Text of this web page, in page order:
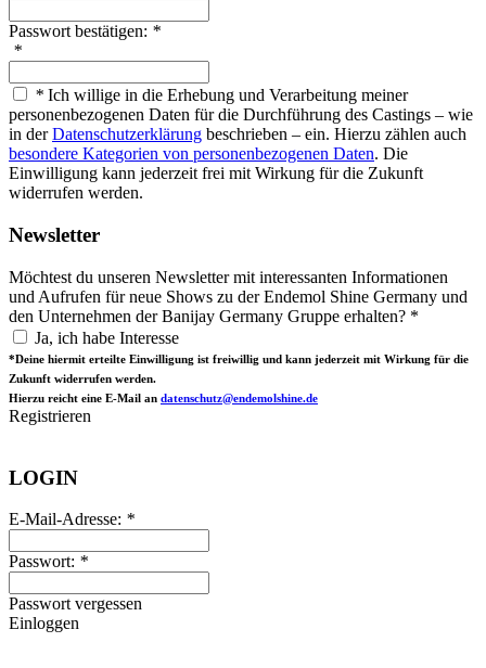
Passwort bestätigen: *
*
* Ich willige in die Erhebung und Verarbeitung meiner
personenbezogenen Daten für die Durchführung des Castings – wie
in derDatenschutzerklärung beschrieben – ein. Hierzu zählen auch
besondere Kategorien von personenbezogenen Daten. Die
Einwilligung kann jederzeit frei mit Wirkung für die Zukunft
widerrufen werden.
Newsletter
Möchtest du unseren Newsletter mit interessanten Informationen
und Aufrufen für neue Shows zu der Endemol Shine Germany und
den Unternehmen der Banijay Germany Gruppe erhalten? *
Ja, ich habe Interesse
*Deine hiermit erteilte Einwilligung ist freiwillig und kann jederzeit mit Wirkung für die
Zukunft widerrufen werden.
Hierzu reicht eine E-Mail an datenschutz@endemolshine.de
Registrieren
LOGIN
E-Mail-Adresse: *
Passwort: *
Passwort vergessen
Einloggen